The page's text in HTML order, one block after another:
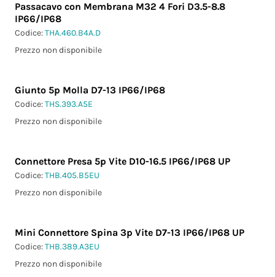
Passacavo con Membrana M32 4 Fori D3.5-8.8
IP66/IP68
Codice:THA.460.B4A.D
Prezzo non disponibile
Giunto 5p Molla D7-13 IP66/IP68
Codice:THS.393.A5E
Prezzo non disponibile
Connettore Presa 5p Vite D10-16.5 IP66/IP68 UP
Codice:THB.405.B5EU
Prezzo non disponibile
Mini Connettore Spina 3p Vite D7-13 IP66/IP68 UP
Codice:THB.389.A3EU
Prezzo non disponibile